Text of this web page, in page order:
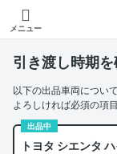
メニュー
引き渡し時期
以下の出品車両につい
よろしければ必須の項
出品中
トヨタ シエンタ